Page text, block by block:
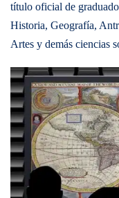
título oficial de graduado
Historia, Geografía,
Artes y demás ciencias